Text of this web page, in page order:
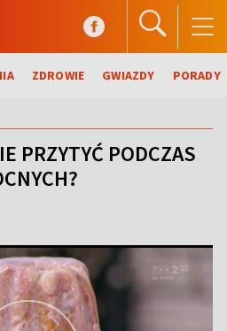
ZDROWIE GWIAZDY PORADY
PRZYTYĆ PODCZAS